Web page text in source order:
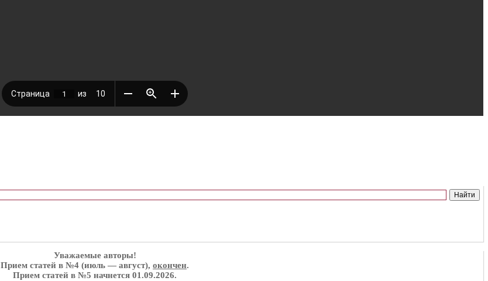
Уважаемые авторы!
Прием статей в №4 (июль — август), окончен.
Прием статей в №5 начнется 01.09.2026.